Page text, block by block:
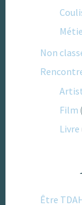
Non
Film
Livre
Être